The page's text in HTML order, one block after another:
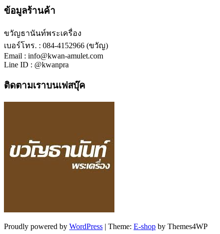
ข้อมูลร้านค้า
ขวัญธานันท์พระเครื่อง
เบอร์โทร. : 084-4152966 (ขวัญ)
Email : info@kwan-amulet.com
Line ID : @kwanpra
ติดตามเราบนเฟสบุ๊ค
Proudly powered by WordPress | Theme: E-shop by Themes4WP